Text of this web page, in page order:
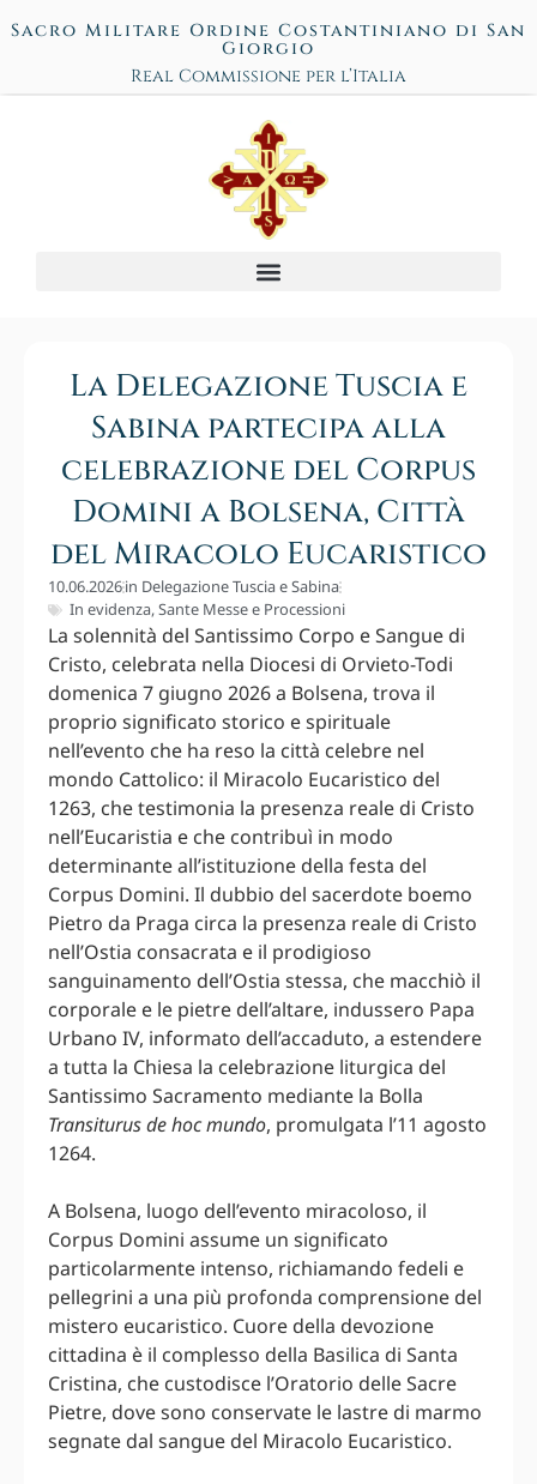
Sacro Militare Ordine Costantiniano di San
Giorgio
Real Commissione per l’Italia
La Delegazione Tuscia e
Sabina partecipa alla
celebrazione del Corpus
Domini a Bolsena, Città
del Miracolo Eucaristico
10.06.2026in Delegazione Tuscia e Sabina
In evidenza,Sante Messe e Processioni
La solennità del Santissimo Corpo e Sangue di
Cristo, celebrata nella Diocesi di Orvieto-Todi
domenica 7 giugno 2026 a Bolsena, trova il
proprio significato storico e spirituale
nell’evento che ha reso la città celebre nel
mondo Cattolico: il Miracolo Eucaristico del
1263, che testimonia la presenza reale di Cristo
nell’Eucaristia e che contribuì in modo
determinante all’istituzione della festa del
Corpus Domini. Il dubbio del sacerdote boemo
Pietro da Praga circa la presenza reale di Cristo
nell’Ostia consacrata e il prodigioso
sanguinamento dell’Ostia stessa, che macchiò il
corporale e le pietre dell’altare, indussero Papa
Urbano IV, informato dell’accaduto, a estendere
a tutta la Chiesa la celebrazione liturgica del
Santissimo Sacramento mediante la Bolla
Transiturus de hoc mundo, promulgata l’11 agosto
1264.
A Bolsena, luogo dell’evento miracoloso, il
Corpus Domini assume un significato
particolarmente intenso, richiamando fedeli e
pellegrini a una più profonda comprensione del
mistero eucaristico. Cuore della devozione
cittadina è il complesso della Basilica di Santa
Cristina, che custodisce l’Oratorio delle Sacre
Pietre, dove sono conservate le lastre di marmo
segnate dal sangue del Miracolo Eucaristico.